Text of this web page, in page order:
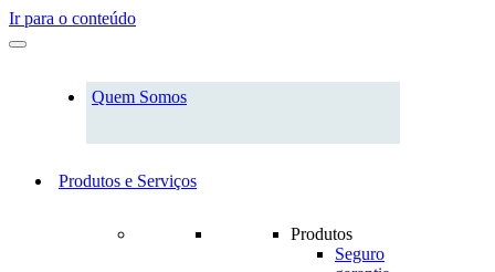
Ir para o conteúdo
Quem Somos
Produtos e Serviços
Produtos
Seguro